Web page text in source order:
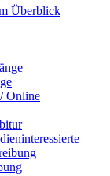
Überblick
Online